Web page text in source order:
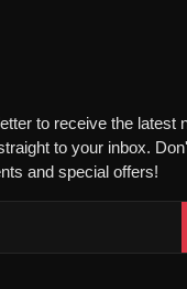
to receive the latest
to your inbox.
and special offers!